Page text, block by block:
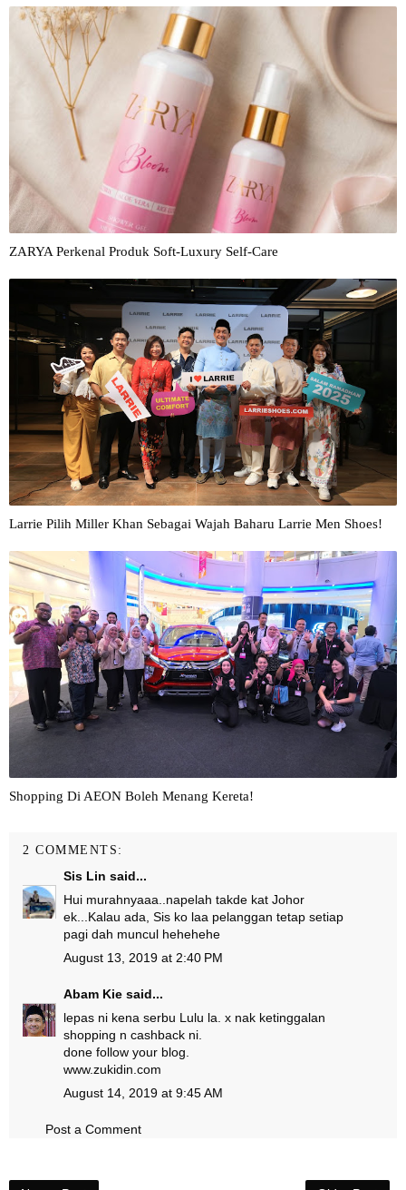
ZARYA Perkenal Produk Soft-Luxury Self-Care
Larrie Pilih Miller Khan Sebagai Wajah Baharu Larrie Men Shoes!
Shopping Di AEON Boleh Menang Kereta!
2 COMMENTS:
Sis Lin said...
Hui murahnyaaa..napelah takde kat Johor
ek...Kalau ada, Sis ko laa pelanggan tetap setiap
pagi dah muncul hehehehe
August 13, 2019 at 2:40 PM
Abam Kie said...
lepas ni kena serbu Lulu la. x nak ketinggalan
shopping n cashback ni.
done follow your blog.
www.zukidin.com
August 14, 2019 at 9:45 AM
Post a Comment